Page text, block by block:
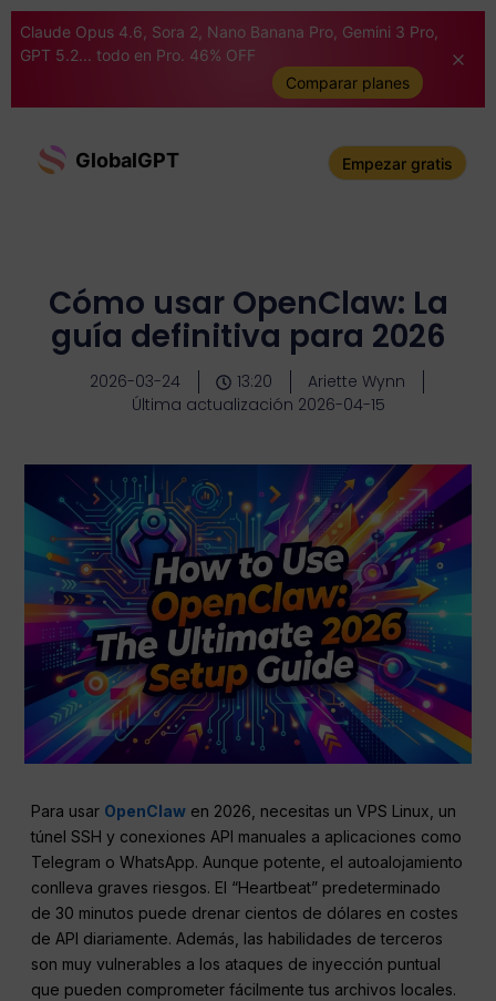
Claude Opus 4.6, Sora 2, Nano Banana Pro, Gemini 3 Pro,
GPT 5.2... todo en Pro. 46% OFF
Comparar planes
GlobalGPT Empezar gratis
Cómo usar OpenClaw: La
guía definitiva para 2026
2026-03-24 13:20
Ariette Wynn
Última actualización 2026-04-15
Para usar OpenClaw en 2026, necesitas un VPS Linux, un
túnel SSH y conexiones API manuales a aplicaciones como
Telegram o WhatsApp. Aunque potente, el autoalojamiento
conlleva graves riesgos. El “Heartbeat” predeterminado
de 30 minutos puede drenar cientos de dólares en costes
de API diariamente. Además, las habilidades de terceros
son muy vulnerables a los ataques de inyección puntual
que pueden comprometer fácilmente tus archivos locales.